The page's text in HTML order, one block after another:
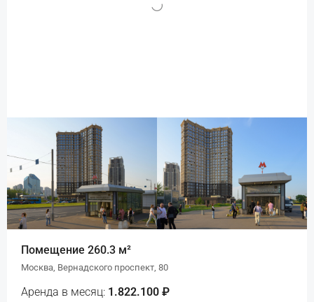
Помещение 260.3 м²
Москва, Вернадского проспект, 80
Аренда в месяц: 1.822.100 ₽